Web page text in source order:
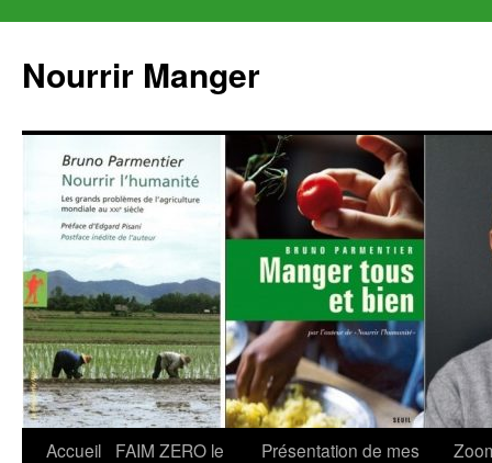
contenu
Nourrir Manger
Accueil
FAIM ZERO le
Présentation de mes